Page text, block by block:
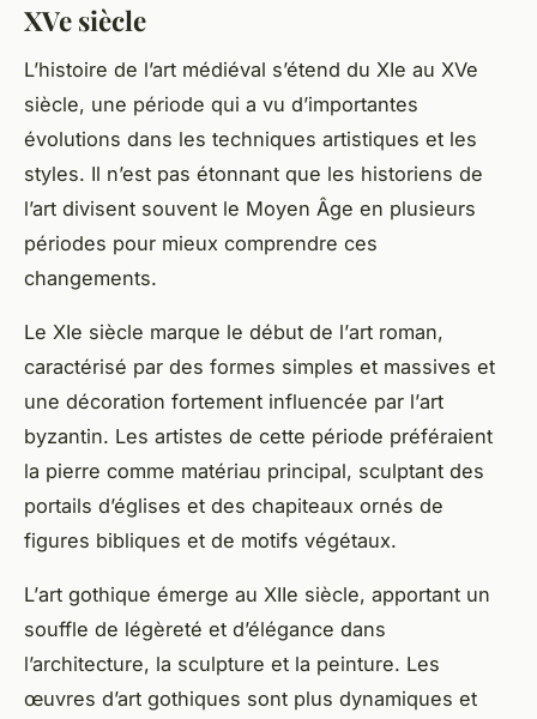
XVe siècle
L’histoire de l’art médiéval s’étend du XIe au XVe
siècle, une période qui a vu d’importantes
évolutions dans les techniques artistiques et les
styles. Il n’est pas étonnant que les historiens de
l’art divisent souvent le Moyen Âge en plusieurs
périodes pour mieux comprendre ces
changements.
Le XIe siècle marque le début de l’art roman,
caractérisé par des formes simples et massives et
une décoration fortement influencée par l’art
byzantin. Les artistes de cette période préféraient
la pierre comme matériau principal, sculptant des
portails d’églises et des chapiteaux ornés de
figures bibliques et de motifs végétaux.
L’art gothique émerge au XIIe siècle, apportant un
souffle de légèreté et d’élégance dans
l’architecture, la sculpture et la peinture. Les
œuvres d’art gothiques sont plus dynamiques et